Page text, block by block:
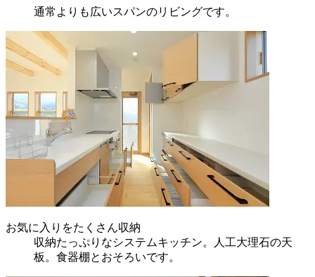
通常よりも広いスパンのリビングです。
お気に入りをたくさん収納
収納たっぷりなシステムキッチン。人工大理石の天
板。食器棚とおそろいです。